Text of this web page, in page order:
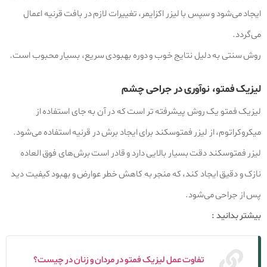
ایجاد می‌شود و سپس با لیزر اکزایمر، تغییرات لازم در بافت قرنیه اعمال
می‌گردد.
روش سنتی به دلیل نتایج خوب و دوره بهبودی سریع، بسیار محبوب است.
لیزیک فمتو، نوآوری در جراحی چشم
لیزیک فمتو یک روش پیشرفته‌ تر است که در آن به جای استفاده از
میکروکراتوم، از لیزر فمتوسکند برای ایجاد برش در قرنیه استفاده می‌شود.
لیزر فمتوسکند دقت بسیار بالایی دارد و قادر است برش‌های فوق‌ العاده
نازک و دقیق ایجاد کند، که منجر به کاهش خطر عوارض و بهبود کیفیت دید
پس از جراحی می‌شود.
بیشتر بدانید :
تفاوت عمل لیزیک فمتو در مردان و زنان در چیست؟